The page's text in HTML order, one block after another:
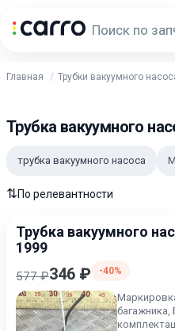
Главная Трубки вакуумного
Трубка вакуумного
трубка вакуумного насоса
⇅По релевантности
Трубка вакуумного
1999
577 ₽346 ₽ -40%
багажника,